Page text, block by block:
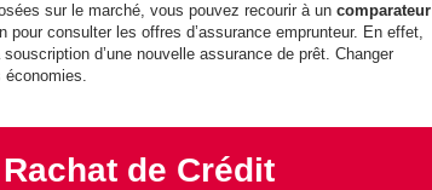
sur le marché, vous pouvez recourir à un comparateur
pour consulter les offres d’assurance emprunteur. En effet,
d’une nouvelle assurance de prêt. Changer
économies.
de Crédit